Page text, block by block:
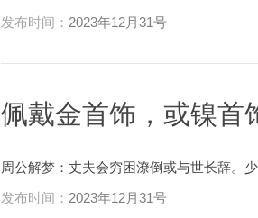
发布时间： 2023年12月31号
佩戴金首饰，或镍首
周公解梦：丈夫会穷困潦倒或与世长辞。
发布时间： 2023年12月31号